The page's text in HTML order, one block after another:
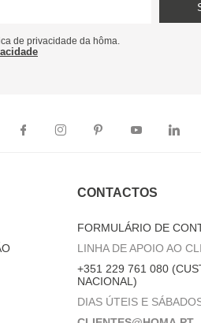
de privacidade da hôma.
CONTACTOS
FORMULÁRIO DE
LINHA DE APOIO AO
+351 229 761 080
NACIONAL)
DIAS ÚTEIS E